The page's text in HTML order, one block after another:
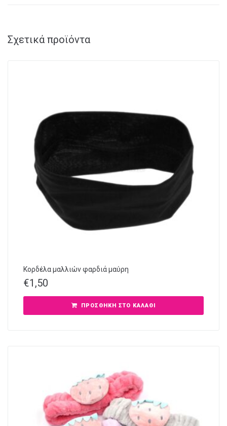
Σχετικά προϊόντα
Κορδέλα μαλλιών φαρδιά μαύρη
€1,50
ΠΡΟΣΘΉΚΗ ΣΤΟ ΚΑΛΆΘΙ